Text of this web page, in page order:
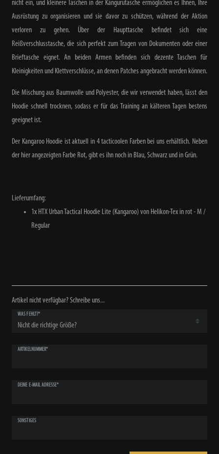
nicht ein, und kleinere Taschen in der Kängurutasche ermöglichen es Ihnen, Ihre
Ausrüstung zu organisieren und sie davor zu schützen, während der Aktion
verloren zu gehen. Über der Haupttasche befindet sich eine
Reißverschlusstasche, die sich perfekt zum Tragen von Dokumenten oder einer
Brieftasche eignet. An beiden Armen befinden sich dezente Taschen für
Kleinigkeiten und Klettverschlüsse, an denen Patches angebracht werden können.
Die Mischung aus Baumwolle und Polyester, die wir verwendet haben, lässt den
Hoodie schnell trocknen, sodass er für das Training an kälteren Tagen bestens
geeignet ist.
Der Kangaroo Hoodie ist aktuell in 4 tacticoolen Farben bei uns erhältlich. Neben
der hier angezeigten Farbe Rot, gibt es ihn noch in Blau, Schwarz und in Grün.
Lieferumfang:
1x HTX Urban Tactical Hoodie Lite (Kangaroo) von Helikon-Tex in rot - M /
Regular
Artikel nicht verfügbar? Schreibe uns...
WAS FEHLT?*
ARTIKELNUMMER*
DEINE E-MAIL ADRESSE*
SONSTIGES